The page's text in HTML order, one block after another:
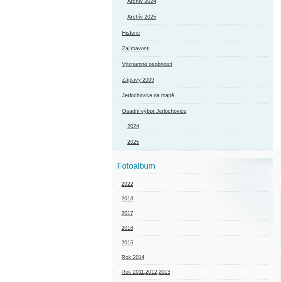
Archív 2025
Historie
Zajímavosti
Významné osobnosti
Záplavy 2009
Jerlochovice na mapě
Osadní výbor Jerlochovice
2024
2025
Fotoalbum
2022
2018
2017
2016
2015
Rok 2014
Rok 2011,2012,2013